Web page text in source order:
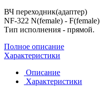
ВЧ переходник(адаптер)
NF-322 N(female) - F(female)
Тип исполнения - прямой.
Полное описание
Характеристики
Описание
Характеристики